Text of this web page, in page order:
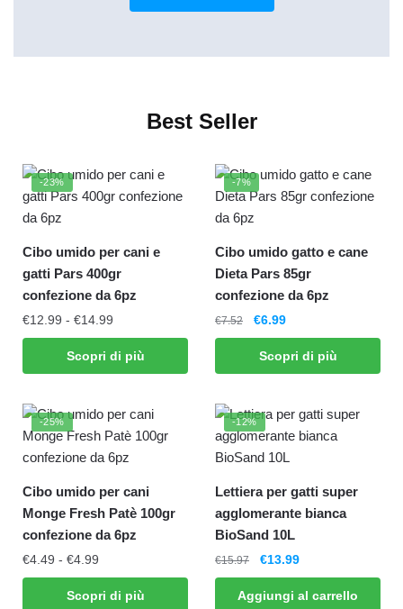
Best Seller
-23%
Cibo umido per cani e
gatti Pars 400gr
confezione da 6pz
€12.99 - €14.99
Scopri di più
-7%
Cibo umido gatto e cane
Dieta Pars 85gr
confezione da 6pz
€7.52 €6.99
Scopri di più
-25%
Cibo umido per cani
Monge Fresh Patè 100gr
confezione da 6pz
€4.49 - €4.99
Scopri di più
-12%
Lettiera per gatti super
agglomerante bianca
BioSand 10L
€15.97 €13.99
Aggiungi al carrello